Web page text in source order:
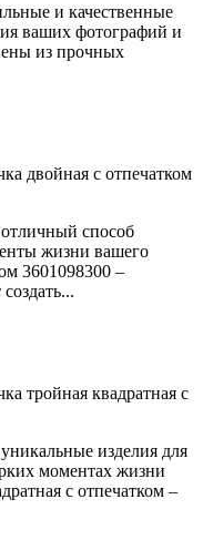
и качественные
ваших фотографий и
из прочных
двойная с отпечатком
способ
жизни вашего
3601098300 –
тройная квадратная с
изделия для
моментах жизни
с отпечатком –